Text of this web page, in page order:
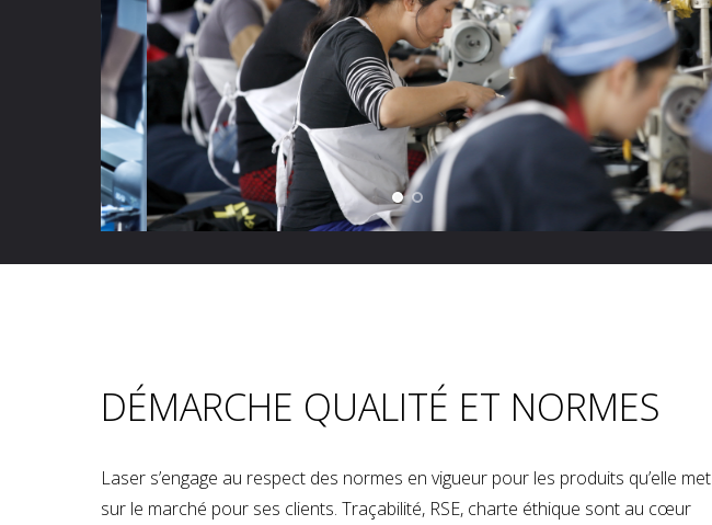
DÉMARCHE QUALITÉ ET NORMES
Laser s’engage au respect des normes en vigueur pour les produits qu’elle met
sur le marché pour ses clients. Traçabilité, RSE, charte éthique sont au cœur